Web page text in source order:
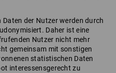
Daten der Nutzer werden durch
Daher ist eine
Nutzer nicht mehr
gemeinsam mit sonstigen
statistischen Daten
interessensgerecht zu